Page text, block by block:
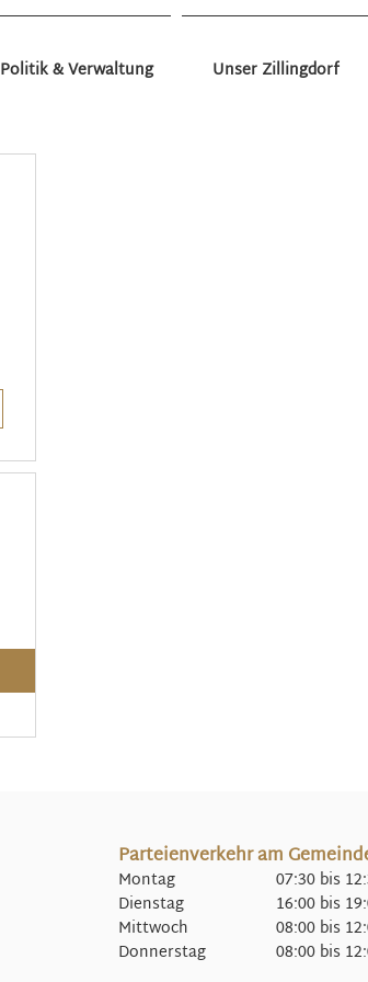
Politik & Verwaltung Unser Zillingdorf
Parteienverkehr am
Montag 07:30 bis
Dienstag 16:00 bis
Mittwoch 08:00 bis
Donnerstag 08:00 bis